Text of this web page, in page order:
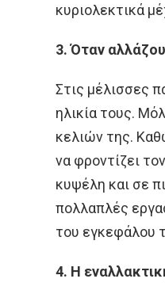
κυριολεκτικά
3. Όταν
Στις μέλισσες
ηλικία τους.
κελιών της.
να φροντίζει
κυψέλη και σε
πολλαπλές
του εγκεφάλου
4. Η